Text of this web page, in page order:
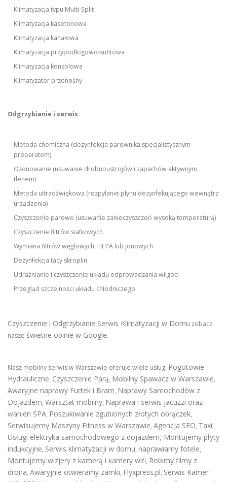
Klimatyzacja typu Multi-Split
Klimatyzacja kasetonowa
Klimatyzacja kanałowa
Klimatyzacja przypodłogowo-sufitowa
Klimatyzacja konsolowa
Klimatyzator przenośny
Odgrzybianie i serwis:
Metoda chemiczna (dezynfekcja parownika specjalistycznym
preparatem)
Ozonowanie (usuwanie drobnoustrojów i zapachów aktywnym
tlenem)
Metoda ultradźwiękowa (rozpylanie płynu dezynfekującego wewnątrz
urządzenia)
Czyszczenie parowe (usuwanie zanieczyszczeń wysoką temperaturą)
Czyszczenie filtrów siatkowych
Wymiana filtrów węglowych, HEPA lub jonowych
Dezynfekcja tacy skroplin
Udrażnianie i czyszczenie układu odprowadzania wilgoci
Przegląd szczelności układu chłodniczego
Czyszczenie i Odgrzybianie Serwis Klimatyzacji w Domu zobacz
nasze świetne opinie w Google.
Nasz mobilny serwis w Warszawie oferuje wiele usług: Pogotowie
Hydrauliczne, Czyszczenie Parą, Mobilny Spawacz w Warszawie,
Awaryjne naprawy Furtek i Bram, Naprawy Samochodów z
Dojazdem, Warsztat mobilny, Naprawa i serwis jacuzzi oraz
wanien SPA, Poszukiwanie zgubionych złotych obrączek,
Serwisujemy Maszyny Fitness w Warszawie, Agencja SEO, Taxi,
Usługi elektryka samochodowego z dojazdem, Montujemy płyty
indukcyjne, Serwis klimatyzacji w domu, naprawiamy fotele,
Montujemy wizjery z kamerą i kamery wifi, Robimy filmy z
drona, Awaryjnie otwieramy zamki, Flyxpress.pl, Serwis Kamer